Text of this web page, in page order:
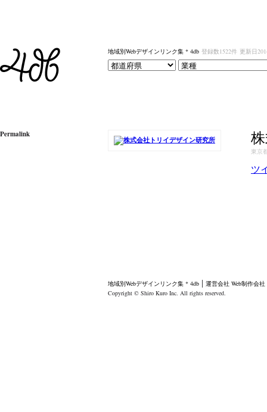
地域別Webデザインリンク集 * 4db 登録数1522件 更新日
Permalink
東京
ツ
地域別Webデザインリンク集 * 4db 運営会社 Web制作会
Copyright © Shiro Kuro Inc. All rights reserved.